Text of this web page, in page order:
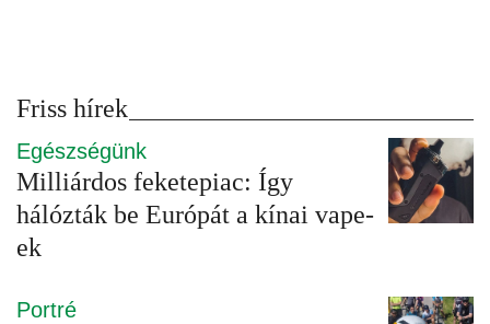
Friss hírek
Egészségünk
Milliárdos feketepiac: Így
hálózták be Európát a kínai vape-
ek
Portré